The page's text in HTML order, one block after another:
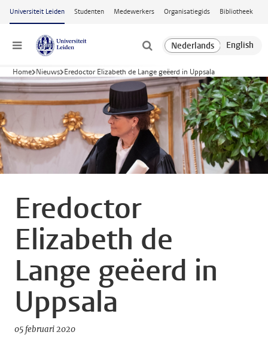
Ga naar hoofdinhoud
Universiteit Leiden Studenten Medewerkers Organisatiegids Bibliotheek
Menu
Home Nieuws Eredoctor Elizabeth de Lange geëerd in Uppsala
Eredoctor
Elizabeth de
Lange geëerd in
Uppsala
05 februari 2020